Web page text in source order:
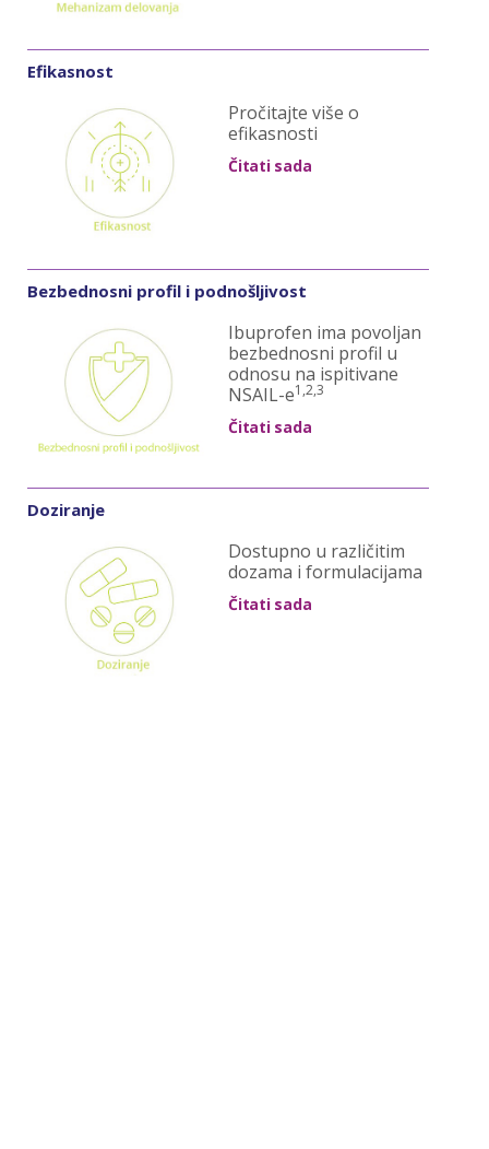
Efikasnost
Pročitajte više o
efikasnosti
Čitati sada
Bezbednosni profil i podnošljivost
Ibuprofen ima povoljan
bezbednosni profil u
odnosu na ispitivane
NSAIL-e1,2,3
Čitati sada
Doziranje
Dostupno u različitim
dozama i formulacijama
Čitati sada